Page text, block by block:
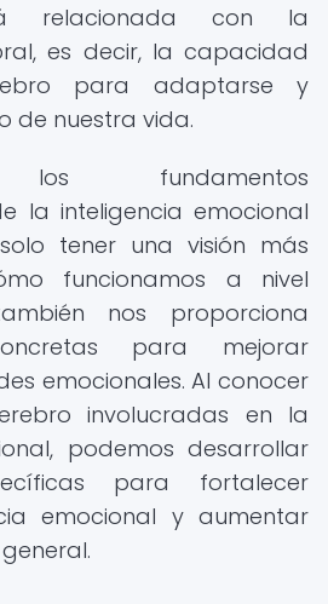
relacionada con la
es decir, la capacidad
para adaptarse y
de nuestra vida.
los fundamentos
la inteligencia emocional
tener una visión más
funcionamos a nivel
nos proporciona
para mejorar
emocionales. Al conocer
involucradas en la
podemos desarrollar
para fortalecer
emocional y aumentar